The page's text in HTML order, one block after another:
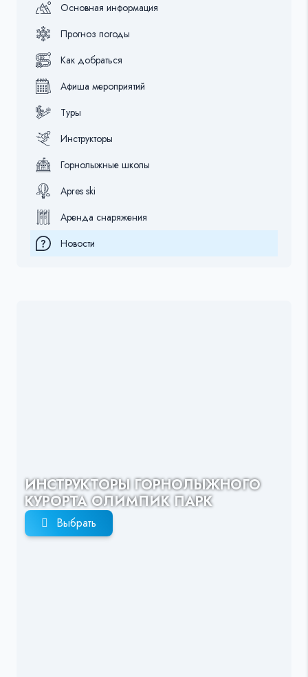
Основная информация
Прогноз погоды
Как добраться
Афиша мероприятий
Туры
Инструкторы
Горнолыжные школы
Apres ski
Аренда снаряжения
Новости
ИНСТРУКТОРЫ ГОРНОЛЫЖНОГО
КУРОРТА ОЛИМПИК ПАРК
Выбрать